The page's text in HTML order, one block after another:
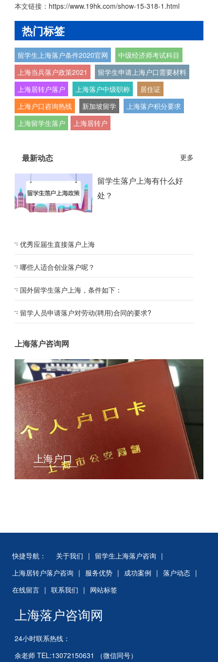
本文链接： https://www.19hk.com/show-15-318-1.html
热门标签
留学生上海落户条件2020官网
中级经济师考试科目
上海当兵落户政策2021
留学生申请上海户口需要材料
上海居转户落户
上海落户中级职称
居住证
上海户口咨询热线
新加坡留学
上海落户积分要求
上海留学生落户
上海居转户
最新动态 更多
留学生落户上海有什么好
处？
优秀应届生直接落户上海
哪些人适合创业落户呢？
国外留学生落户上海，条件如下：
留学人员申请落户对劳动(聘用)合同的要求?
上海落户咨询网
上海户口
快捷导航： 关于我们 | 留学生上海落户咨询 |
上海居转户落户咨询 | 服务优势 | 成功案例 | 落户动态 |
在线留言 | 联系我们 | 网站标签
上海落户咨询网
24小时联系热线：
余老师 TEL:13072150631 （微信同号）